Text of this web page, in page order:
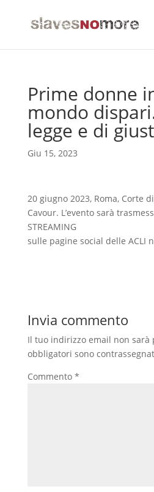
Prime donne
mondo
legge e di
Giu 15, 2023
20 giugno 2023, Roma, Corte
Cavour. L’evento sarà
STREAMING
sulle pagine social delle ACLI
Invia commento
Il tuo indirizzo email non sarà
obbligatori sono
Commento *